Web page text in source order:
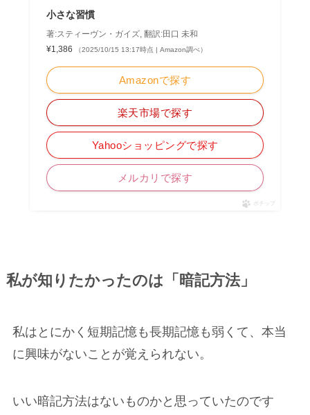
小さな習慣
著:スティーヴン・ガイズ, 翻訳:田口 未和
¥1,386
（2025/10/15 13:17時点 | Amazon調べ）
Amazonで探す
楽天市場で探す
Yahooショッピングで探す
メルカリで探す
ポチップ
私が知りたかったのは「暗記方法」
私はとにかく短期記憶も長期記憶も弱くて、本当
に興味がないことが覚えられない。
いい暗記方法はないものかと思っていたのです